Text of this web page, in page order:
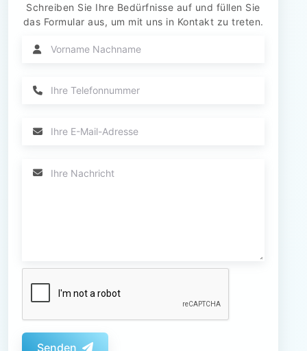
Schreiben Sie Ihre Bedürfnisse auf und füllen Sie
das Formular aus, um mit uns in Kontakt zu treten.
Senden